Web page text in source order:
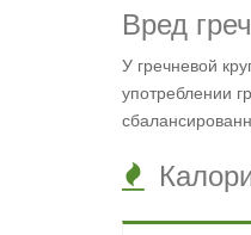
Вред
У гречневой
употреблении